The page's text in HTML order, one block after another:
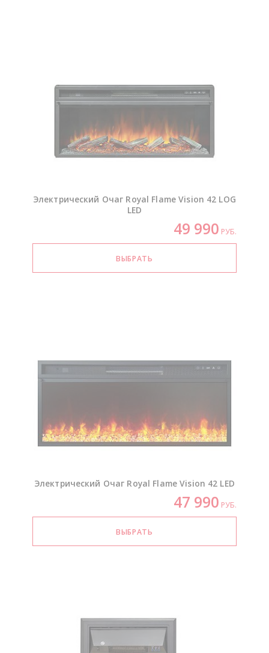
Электрический Очаг Royal Flame Vision 42 LOG
LED
49 990 РУБ.
Электрический Очаг Royal Flame Vision 42 LED
47 990 РУБ.